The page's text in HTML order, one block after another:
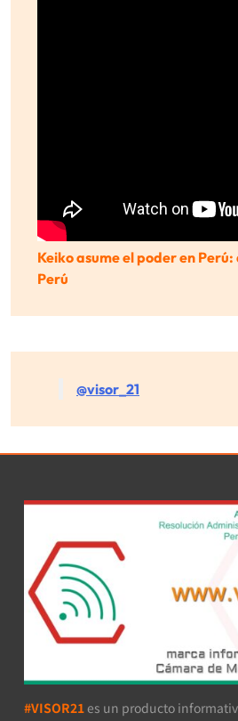
Keiko asume el poder en
Perú
@visor_21
#VISOR21 es un producto